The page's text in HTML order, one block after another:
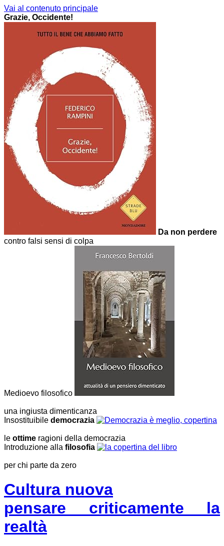
Vai al contenuto principale
Grazie, Occidente!
Da non perdere
contro falsi sensi di colpa
Medioevo filosofico
una ingiusta dimenticanza
Insostituibile democrazia
le ottime ragioni della democrazia
Introduzione alla filosofia
per chi parte da zero
Cultura nuova
pensare criticamente la
realtà